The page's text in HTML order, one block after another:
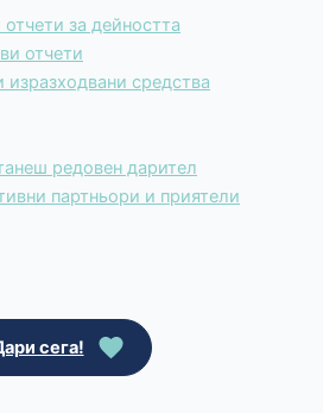
за дейността
отчети
изразходвани средства
редовен дарител
партньори и приятели
сега!